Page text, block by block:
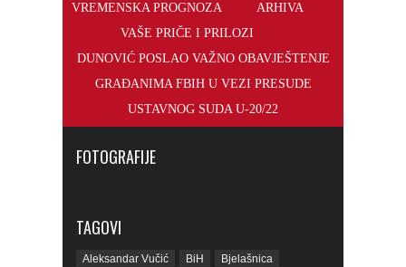
VREMENSKA PROGNOZA
ARHIVA
VAŠE PRIČE I PRILOZI
DUNOVIĆ POSLAO VAŽNO OBAVJEŠTENJE
GRAĐANIMA FBIH U VEZI PRESUDE
USTAVNOG SUDA U-20/22
FOTOGRAFIJE
TAGOVI
Aleksandar Vučić BiH Bjelašnica